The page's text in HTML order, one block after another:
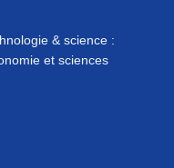
& science :
et sciences